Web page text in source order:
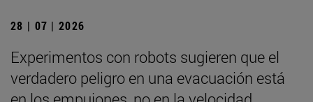
28 | 07 | 2026
Experimentos con robots sugieren que el
verdadero peligro en una evacuación está